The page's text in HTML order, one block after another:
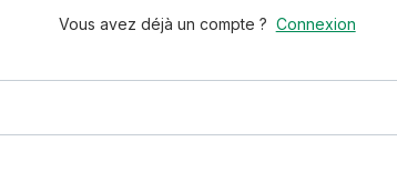
Vous avez déjà un compte ? Connexion